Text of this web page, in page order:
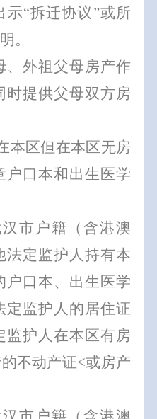
示“拆迁协议 ”或所
。
、外祖父母房产作
时提供父母双方房
本区但在本区无房
户口本和出生医学
市户籍（含港澳
法定监护人持有本
户口本、出生医学
定监护人的居住证
监护人在本区有房
不动产证<或房产